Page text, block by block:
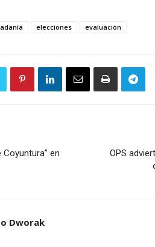
elecciones evaluación
en
OPS
Dworak